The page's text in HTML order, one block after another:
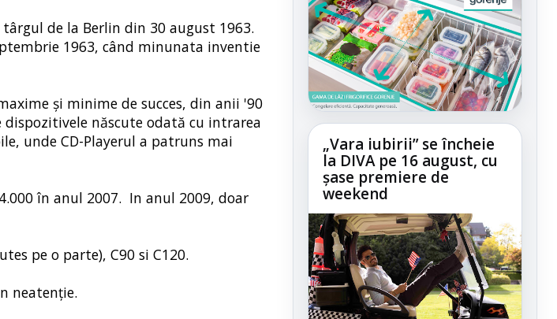
de la Berlin din 30 august 1963.
1963, când minunata inventie
și minime de succes, din anii '90
născute odată cu intrarea
unde CD-Playerul a patruns mai
în anul 2007. In anul 2009, doar
pe o parte), C90 si C120.
neatenție.
„Vara iubirii” se încheie
la DIVA pe 16 august, cu
șase premiere de
weekend